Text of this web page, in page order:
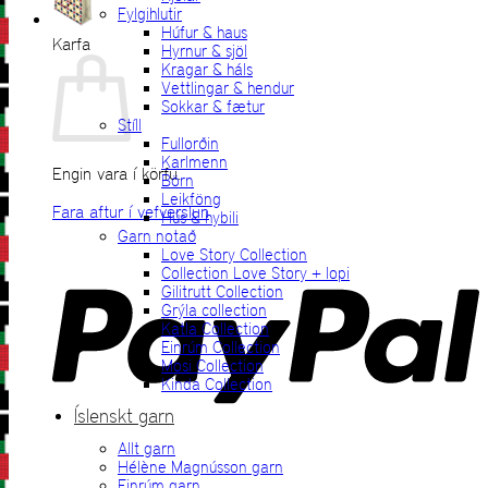
Karfa
Engin vara í körfu.
Fara aftur í vefverslun
Fylgihlutir
Húfur & haus
Hyrnur & sjöl
Kragar & háls
Vettlingar & hendur
Sokkar & fætur
Stíll
Fullorðin
Karlmenn
Börn
Leikföng
Hús & hybili
Garn notað
Love Story Collection
Collection Love Story + lopi
Gilitrutt Collection
Grýla collection
Katla Collection
Einrúm Collection
Mosi Collection
Kinda Collection
Íslenskt garn
Allt garn
Hélène Magnússon garn